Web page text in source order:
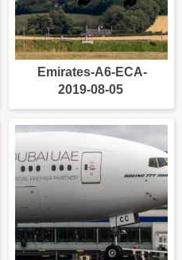
Emirates-A6-ECA-
2019-08-05